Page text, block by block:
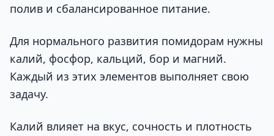
полив и сбалансированное питание.
Для нормального развития помидорам нужны
калий, фосфор, кальций, бор и магний.
Каждый из этих элементов выполняет свою
задачу.
Калий влияет на вкус, сочность и плотность